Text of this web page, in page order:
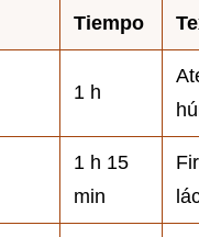
Tiempo
1 h
1 h 15
min